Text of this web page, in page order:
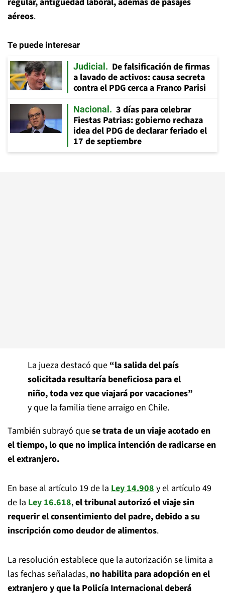
aéreos.
Te puede interesar
Judicial
De falsificación de firmas
a lavado de activos: causa secreta
contra el PDG cerca a Franco Parisi
Nacional
3 días para celebrar
Fiestas Patrias: gobierno rechaza
idea del PDG de declarar feriado el
17 de septiembre
La jueza destacó que “la salida del país
solicitada resultaría beneficiosa para el
niño, toda vez que viajará por vacaciones”
y que la familia tiene arraigo en Chile.
También subrayó quese trata de un viaje acotado en
el tiempo, lo que no implica intención de radicarse en
el extranjero.
En base al artículo 19 de la Ley 14.908y el artículo 49
de la Ley 16.618,el tribunal autorizó el viaje sin
requerir el consentimiento del padre, debido a su
inscripción como deudor de alimentos.
La resolución establece que la autorización se limita a
las fechas señaladas, no habilita para adopción en el
extranjero y que la Policía Internacional deberá